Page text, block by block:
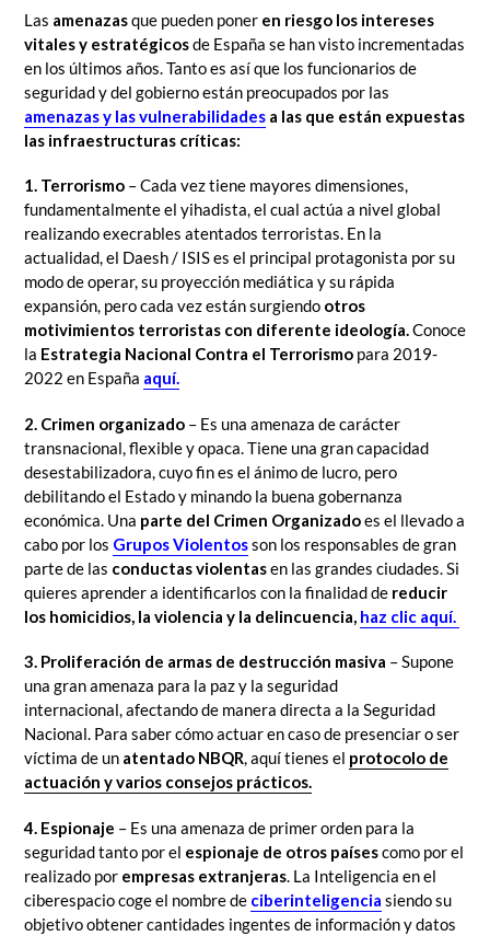
Las amenazasque pueden poner en riesgo los intereses
vitales y estratégicosde España se han visto incrementadas
en los últimos años. Tanto es así que los funcionarios de
seguridad y del gobierno están preocupados por las
amenazas y las vulnerabilidades a las que están expuestas
las infraestructuras críticas:
1. Terrorismo – Cada vez tiene mayores dimensiones,
fundamentalmente el yihadista, el cual actúa a nivel global
realizando execrables atentados terroristas. En la
actualidad, el Daesh / ISIS es el principal protagonista por su
modo de operar, su proyección mediática y su rápida
expansión, pero cada vez están surgiendo otros
motivimientos terroristas con diferente ideología.Conoce
la Estrategia Nacional Contra el Terrorismo para 2019-
2022 en España aquí.
2. Crimen organizado – Es una amenaza de carácter
transnacional, flexible y opaca. Tiene una gran capacidad
desestabilizadora, cuyo fin es el ánimo de lucro, pero
debilitando el Estado y minando la buena gobernanza
económica. Una parte del Crimen Organizadoes el llevado a
cabo por los Grupos Violentosson los responsables de gran
parte de las conductas violentasen las grandes ciudades. Si
quieres aprender a identificarlos con la finalidad de reducir
los homicidios, la violencia y la delincuencia, haz clic aquí.
3. Proliferación de armas de destrucción masiva – Supone
una gran amenaza para la paz y la seguridad
internacional, afectando de manera directa a la Seguridad
Nacional. Para saber cómo actuar en caso de presenciar o ser
víctima de un atentado NBQR, aquí tienes el protocolo de
actuación y varios consejos prácticos.
4. Espionaje – Es una amenaza de primer orden para la
seguridad tanto por el espionaje de otros paísescomo por el
realizado por empresas extranjeras. La Inteligencia en el
ciberespacio coge el nombre de ciberinteligencia siendo su
objetivo obtener cantidades ingentes de información y datos